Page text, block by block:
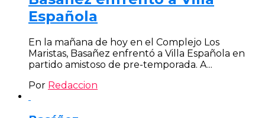
Española
En la mañana de hoy en el Complejo Los
Maristas, Basañez enfrentó a Villa Española en
partido amistoso de pre-temporada. A...
Por Redaccion